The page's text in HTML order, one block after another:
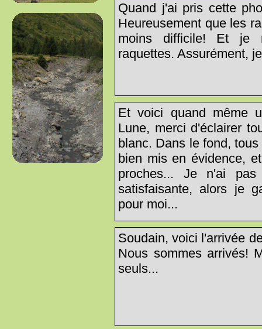
Quand j'ai pris cette
Heureusement que les
moins difficile! Et je
raquettes. Assurément,
Et voici quand même
Lune, merci d'éclairer
blanc. Dans le fond,
bien mis en évidence,
proches... Je n'ai
satisfaisante, alors je
pour moi...
Soudain, voici l'arrivée
Nous sommes arrivés!
seuls...